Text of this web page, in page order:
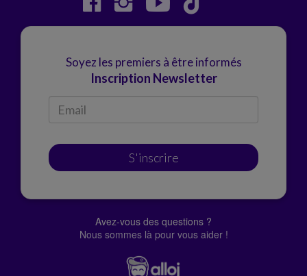
Soyez les premiers à être informés
Inscription Newsletter
S'inscrire
Avez-vous des questions ?
Nous sommes là pour vous aider !